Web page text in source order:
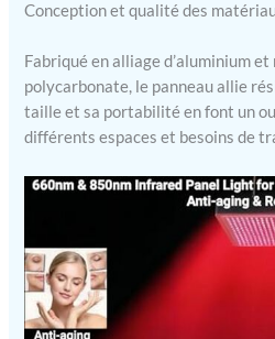
Conception et qualité des
Fabriqué en alliage d’aluminium
polycarbonate, le panneau allie
taille et sa portabilité en font un
différents espaces et besoins de